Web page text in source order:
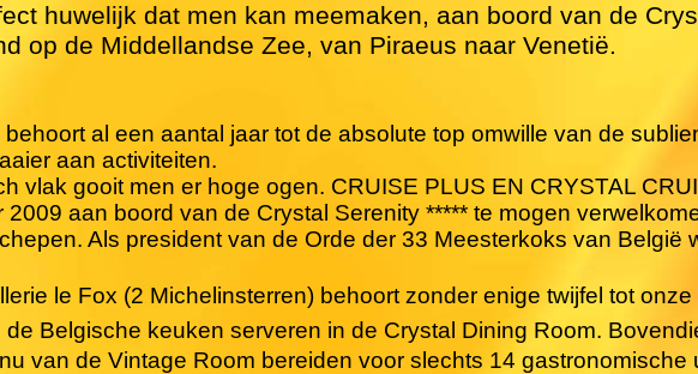
huwelijk dat men kan meemaken, aan boord van de
op de Middellandse Zee, van Piraeus naar Venetië.
al een aantal jaar tot de absolute top omwille van de
aan activiteiten.
vlak gooit men er hoge ogen. CRUISE PLUS EN CRYSTAL
2009 aan boord van de Crystal Serenity ***** te mogen
Als president van de Orde der 33 Meesterkoks van
le Fox (2 Michelinsterren) behoort zonder enige twijfel tot
Belgische keuken serveren in de Crystal Dining Room.
van de Vintage Room bereiden voor slechts 14 gastronomische